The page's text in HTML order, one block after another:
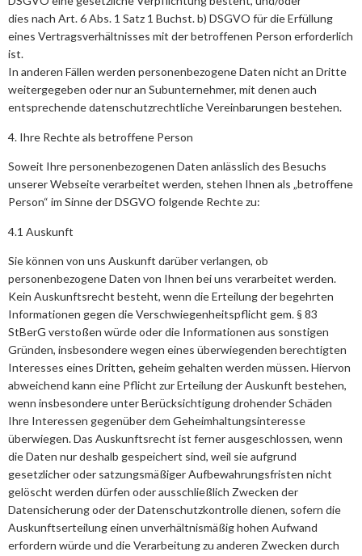
dies nach Art. 6 Abs. 1 Satz 1 Buchst. b) DSGVO für die Erfüllung
eines Vertragsverhältnisses mit der betroffenen Person erforderlich
ist.
In anderen Fällen werden personenbezogene Daten nicht an Dritte
weitergegeben oder nur an Subunternehmer, mit denen auch
entsprechende datenschutzrechtliche Vereinbarungen bestehen.
4. Ihre Rechte als betroffene Person
Soweit Ihre personenbezogenen Daten anlässlich des Besuchs
unserer Webseite verarbeitet werden, stehen Ihnen als „betroffene
Person“ im Sinne der DSGVO folgende Rechte zu:
4.1 Auskunft
Sie können von uns Auskunft darüber verlangen, ob
personenbezogene Daten von Ihnen bei uns verarbeitet werden.
Kein Auskunftsrecht besteht, wenn die Erteilung der begehrten
Informationen gegen die Verschwiegenheitspflicht gem. § 83
StBerG verstoßen würde oder die Informationen aus sonstigen
Gründen, insbesondere wegen eines überwiegenden berechtigten
Interesses eines Dritten, geheim gehalten werden müssen. Hiervon
abweichend kann eine Pflicht zur Erteilung der Auskunft bestehen,
wenn insbesondere unter Berücksichtigung drohender Schäden
Ihre Interessen gegenüber dem Geheimhaltungsinteresse
überwiegen. Das Auskunftsrecht ist ferner ausgeschlossen, wenn
die Daten nur deshalb gespeichert sind, weil sie aufgrund
gesetzlicher oder satzungsmäßiger Aufbewahrungsfristen nicht
gelöscht werden dürfen oder ausschließlich Zwecken der
Datensicherung oder der Datenschutzkontrolle dienen, sofern die
Auskunftserteilung einen unverhältnismäßig hohen Aufwand
erfordern würde und die Verarbeitung zu anderen Zwecken durch